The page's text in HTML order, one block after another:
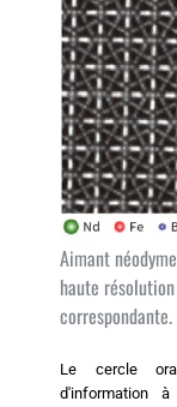
Aimant
haute
correspondante.
Le cercle
d'information